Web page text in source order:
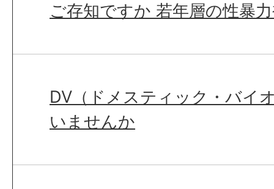
ご存知ですか 若年層の性暴
DV（ドメスティック・バイ
いませんか